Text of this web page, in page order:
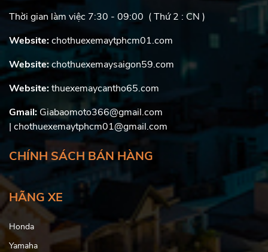
Thời gian làm việc 7:30 - 09:00 ( Thứ 2 : CN )
Website:chothuexemaytphcm01.com
Website:chothuexemaysaigon59.com
Website:thuexemaycantho65.com
Gmail: Giabaomoto366@gmail.com
| chothuexemaytphcm01@gmail.com
CHÍNH SÁCH BÁN HÀNG
HÃNG XE
Honda
Yamaha